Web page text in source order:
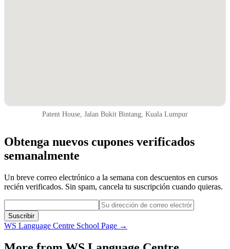
Patent House, Jalan Bukit Bintang, Kuala Lumpur
Obtenga nuevos cupones verificados
semanalmente
Un breve correo electrónico a la semana con descuentos en cursos
recién verificados. Sin spam, cancela tu suscripción cuando quieras.
Suscribir
WS Language Centre School Page →